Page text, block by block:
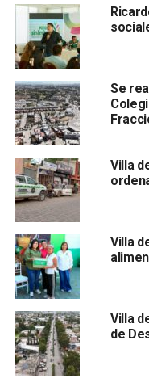
importante proyecto,
el acceso a una
situación de
La Presidenta
que este tipo de
impulsar proyectos que
social del municipio y
crecimiento más justo,
personas.
Señaló que la reunión
de acuerdos que
Se
Villa
Villa
Villa
de